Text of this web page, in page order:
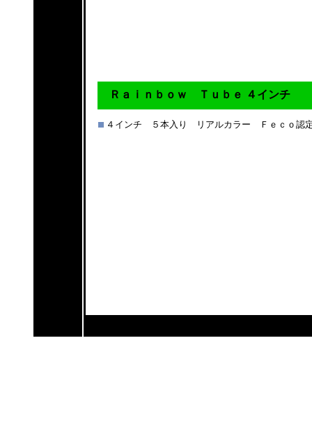
Ｒａｉｎｂｏｗ Ｔｕｂｅ ４インチ
４インチ ５本入り リアルカラー Ｆｅｃｏ認